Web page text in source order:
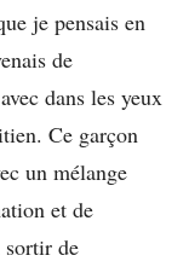
je pensais en
de
dans les yeux
Ce garçon
un mélange
et de
sortir de